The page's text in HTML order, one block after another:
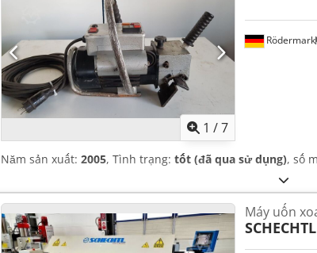
1 /7
Rödermark
Năm sản xuất: 2005, Tình trạng: tốt (đã qua sử dụng), số
Máy uốn
SCHECHTL